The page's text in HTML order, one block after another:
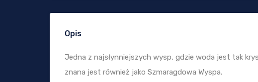
Opis
Jedna z najsłynniejszych wysp, gdzie woda jest tak
znana jest również jako Szmaragdowa Wyspa.